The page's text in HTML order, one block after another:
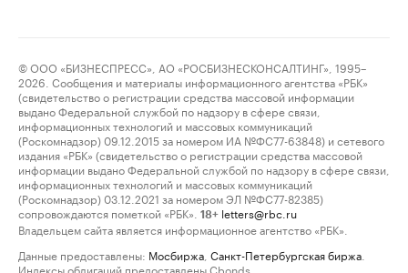
© ООО «БИЗНЕСПРЕСС», АО «РОСБИЗНЕСКОНСАЛТИНГ», 1995–
2026. Сообщения и материалы информационного агентства «РБК»
(свидетельство о регистрации средства массовой информации
выдано Федеральной службой по надзору в сфере связи,
информационных технологий и массовых коммуникаций
(Роскомнадзор) 09.12.2015 за номером ИА №ФС77-63848) и сетевого
издания «РБК» (свидетельство о регистрации средства массовой
информации выдано Федеральной службой по надзору в сфере связи,
информационных технологий и массовых коммуникаций
(Роскомнадзор) 03.12.2021 за номером ЭЛ №ФС77-82385)
сопровождаются пометкой «РБК».
18+ letters@rbc.ru
Владельцем сайта является информационное агентство «РБК».
Данные предоставлены: Мосбиржа Санкт-Петербургская биржа
Индексы облигаций предоставлены Cbonds.